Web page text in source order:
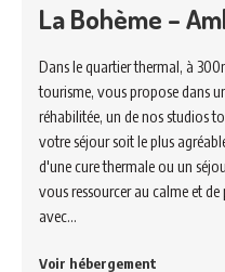
La Bohème –
Dans le quartier thermal, à
tourisme, vous propose dans
réhabilitée, un de nos studios
votre séjour soit le plus
d'une cure thermale ou un
vous ressourcer au calme et
avec…
Voir hébergement